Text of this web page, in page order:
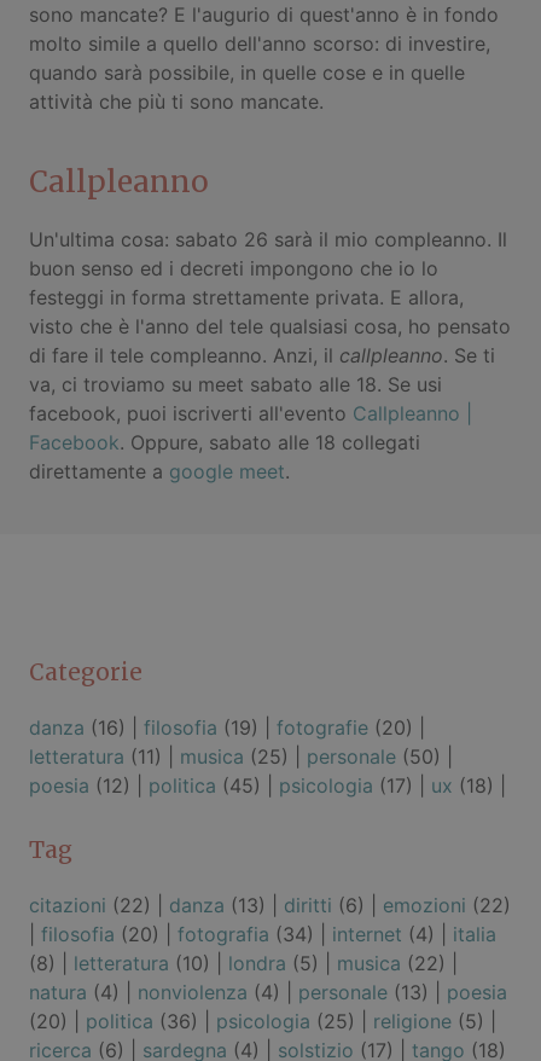
sono mancate? E l'augurio di quest'anno è in fondo
molto simile a quello dell'anno scorso: di investire,
quando sarà possibile, in quelle cose e in quelle
attività che più ti sono mancate.
Callpleanno
Un'ultima cosa: sabato 26 sarà il mio compleanno. Il
buon senso ed i decreti impongono che io lo
festeggi in forma strettamente privata. E allora,
visto che è l'anno del tele qualsiasi cosa, ho pensato
di fare il tele compleanno. Anzi, il callpleanno. Se ti
va, ci troviamo su meet sabato alle 18. Se usi
facebook, puoi iscriverti all'evento Callpleanno |
Facebook. Oppure, sabato alle 18 collegati
direttamente a google meet.
Categorie
danza (16) | filosofia (19) | fotografie (20) |
letteratura (11) | musica (25) | personale (50) |
poesia (12) | politica (45) | psicologia (17) | ux (18) |
Tag
citazioni (22) | danza (13) | diritti (6) | emozioni (22)
filosofia (20) | fotografia (34) | internet (4) | italia
(8) | letteratura (10) | londra (5) | musica (22) |
natura (4) | nonviolenza (4) | personale (13) | poesia
(20) | politica (36) | psicologia (25) | religione (5) |
ricerca (6) | sardegna (4) | solstizio (17) | tango (18)